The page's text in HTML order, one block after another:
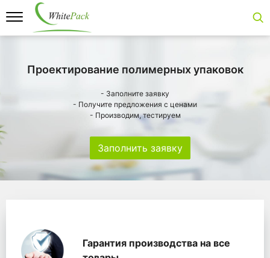
Проектирование полимерных упаковок
- Заполните заявку
- Получите предложения с ценами
- Производим, тестируем
Заполнить заявку
WhitePackГарантия производства на все